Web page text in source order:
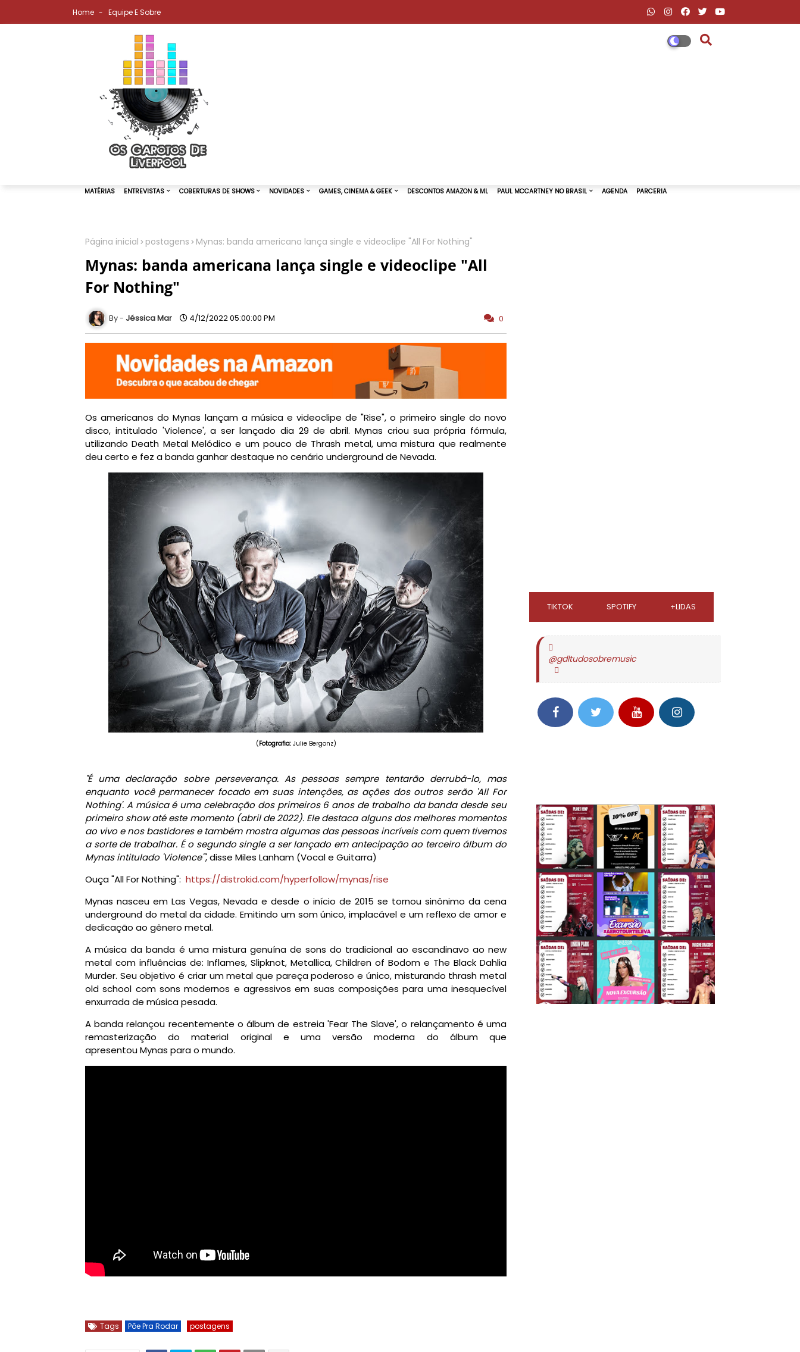
Home Equipe E Sobre
Página inicial postagens Mynas: banda americana lança single e videoclipe "All For Nothing"
Mynas: banda americana lança single e videoclipe "All
For Nothing"
Jéssica Mar 4/12/2022 05:00:00 PM 0
Os americanos do Mynas lançam a música e videoclipe de "Rise", o primeiro single do novo
disco, intitulado 'Violence', a ser lançado dia 29 de abril. Mynas criou sua própria fórmula,
utilizando Death Metal Melódico e um pouco de Thrash metal, uma mistura que realmente
deu certo e fez a banda ganhar destaque no cenário underground de Nevada.
(Fotografia: Julie Bergonz)
"É uma declaração sobre perseverança. As pessoas sempre tentarão derrubá-lo, mas
enquanto você permanecer focado em suas intenções, as ações dos outros serão 'All For
Nothing'. A música é uma celebração dos primeiros 6 anos de trabalho da banda desde seu
primeiro show até este momento (abril de 2022). Ele destaca alguns dos melhores momentos
ao vivo e nos bastidores e também mostra algumas das pessoas incríveis com quem tivemos
a sorte de trabalhar. É o segundo single a ser lançado em antecipação ao terceiro álbum do
Mynas intitulado 'Violence'", disse Miles Lanham (Vocal e Guitarra)
Ouça "All For Nothing": https://distrokid.com/hyperfollow/mynas/rise
Mynas nasceu em Las Vegas, Nevada e desde o início de 2015 se tornou sinônimo da cena
underground do metal da cidade. Emitindo um som único, implacável e um reflexo de amor e
dedicação ao gênero metal.
A música da banda é uma mistura genuína de sons do tradicional ao escandinavo ao new
metal com influências de: Inflames, Slipknot, Metallica, Children of Bodom e The Black Dahlia
Murder. Seu objetivo é criar um metal que pareça poderoso e único, misturando thrash metal
old school com sons modernos e agressivos em suas composições para uma inesquecível
enxurrada de música pesada.
A banda relançou recentemente o álbum de estreia 'Fear The Slave', o relançamento é uma
remasterização do material original e uma versão moderna do álbum que
apresentou Mynas para o mundo.
Tags Põe Pra Rodar postagens
TIKTOK SPOTIFY +LIDAS
@gdltudosobremusic